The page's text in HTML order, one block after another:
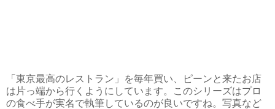
「東京最高のレストラン」を毎年買い、ピーンと来たお店
は片っ端から行くようにしています。このシリーズはプロ
の食べ手が実名で執筆しているのが良いですね。写真など